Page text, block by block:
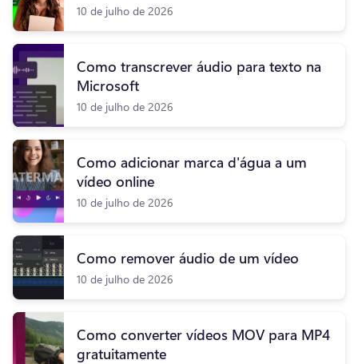
10 de julho de 2026
Como transcrever áudio para texto na
Microsoft
10 de julho de 2026
Como adicionar marca d'água a um
vídeo online
10 de julho de 2026
Como remover áudio de um vídeo
10 de julho de 2026
Como converter vídeos MOV para MP4
gratuitamente